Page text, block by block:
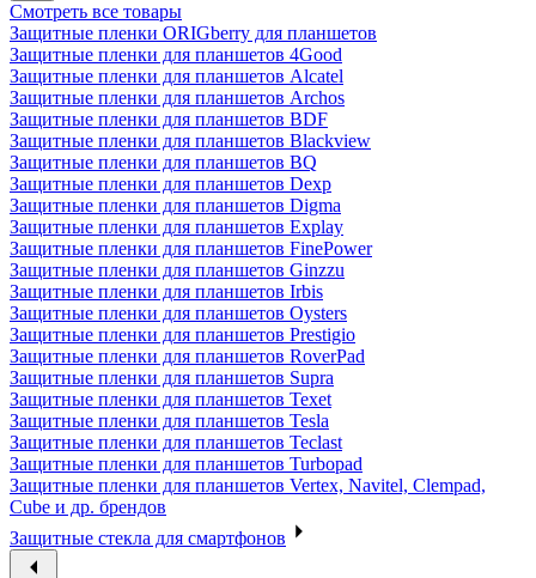
Смотреть все товары
Защитные пленки ORIGberry для планшетов
Защитные пленки для планшетов 4Good
Защитные пленки для планшетов Alcatel
Защитные пленки для планшетов Archos
Защитные пленки для планшетов BDF
Защитные пленки для планшетов Blackview
Защитные пленки для планшетов BQ
Защитные пленки для планшетов Dexp
Защитные пленки для планшетов Digma
Защитные пленки для планшетов Explay
Защитные пленки для планшетов FinePower
Защитные пленки для планшетов Ginzzu
Защитные пленки для планшетов Irbis
Защитные пленки для планшетов Oysters
Защитные пленки для планшетов Prestigio
Защитные пленки для планшетов RoverPad
Защитные пленки для планшетов Supra
Защитные пленки для планшетов Texet
Защитные пленки для планшетов Tesla
Защитные пленки для планшетов Teclast
Защитные пленки для планшетов Turbopad
Защитные пленки для планшетов Vertex, Navitel, Clempad,
Cube и др. брендов
Защитные стекла для смартфонов